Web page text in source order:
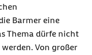
Barmer eine
Thema dürfe nicht
Von großer